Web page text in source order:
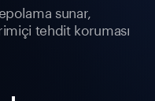
sunar,
tehdit koruması